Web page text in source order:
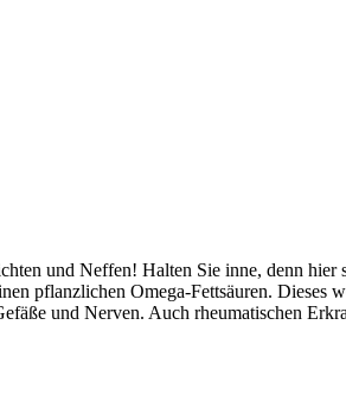
und Neffen! Halten Sie inne, denn hier
pflanzlichen Omega-Fettsäuren. Dieses
und Nerven. Auch rheumatischen